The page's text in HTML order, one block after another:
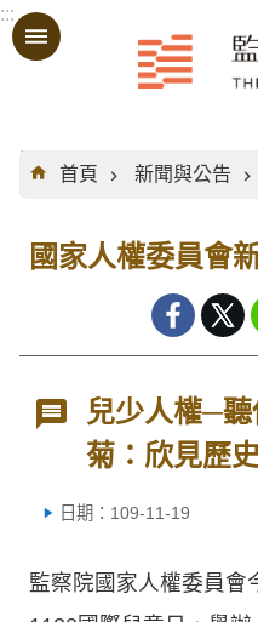
跳到主要內容區塊
:::
:::
首頁
新聞與公告
國家人權委員會
兒少人權─
菊：欣見歷
日期：109-11-19
監察院國家人權委員會